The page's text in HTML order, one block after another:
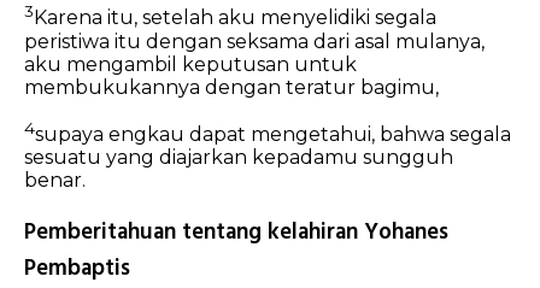
3 Karena itu, setelah aku menyelidiki segala
peristiwa itu dengan seksama dari asal mulanya,
aku mengambil keputusan untuk
membukukannya dengan teratur bagimu,
4supaya engkau dapat mengetahui, bahwa segala
sesuatu yang diajarkan kepadamu sungguh
benar.
Pemberitahuan tentang kelahiran Yohanes
Pembaptis